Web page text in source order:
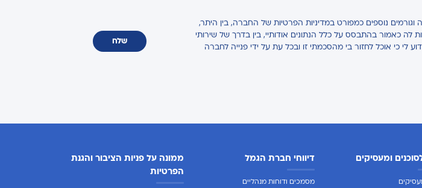
נוספים כמפורט במדיניות הפרטיות של החברה, בין היתר,
לה כאמור בהתבסס על כלל הנתונים אודותיי, בין בדרך של שירותי
לי כי אוכל לחזור בי מהסכמתי זו ובכל עת על ידי פנייה לחברה
שלח
ומעסיקים דיווחי חברת הגמל
מסמכים ודוחות מנהליים
ממונה על פניות הציבור והגנת
הפרטיות